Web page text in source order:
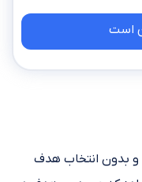
است
و بدون انتخاب هدف